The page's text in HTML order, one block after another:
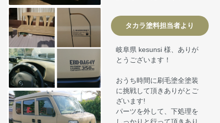
タカラ塗料担当者より
岐阜県 kesunsi 様、ありが
とうございます！
おうち時間に刷毛塗全塗装
に挑戦して頂きありがとご
ざいます!
パーツを外して、下処理を